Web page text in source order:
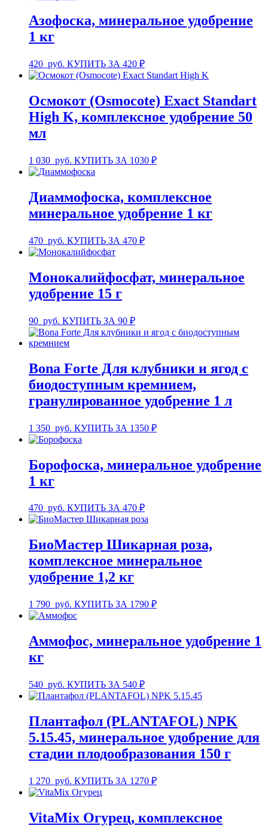
Азофоска, минеральное удобрение
1 кг
420 руб. КУПИТЬ ЗА 420 ₽
Осмокот (Osmocote) Exact Standart
High K, комплексное удобрение 50
мл
1 030 руб. КУПИТЬ ЗА 1030 ₽
Диаммофоска, комплексное
минеральное удобрение 1 кг
470 руб. КУПИТЬ ЗА 470 ₽
Монокалийфосфат, минеральное
удобрение 15 г
90 руб. КУПИТЬ ЗА 90 ₽
Bona Forte Для клубники и ягод c
биодоступным кремнием,
гранулированное удобрение 1 л
1 350 руб. КУПИТЬ ЗА 1350 ₽
Борофоска, минеральное удобрение
1 кг
470 руб. КУПИТЬ ЗА 470 ₽
БиоМастер Шикарная роза,
комплексное минеральное
удобрение 1,2 кг
1 790 руб. КУПИТЬ ЗА 1790 ₽
Аммофос, минеральное удобрение 1
кг
540 руб. КУПИТЬ ЗА 540 ₽
Плантафол (PLANTAFOL) NPK
5.15.45, минеральное удобрение для
стадии плодообразования 150 г
1 270 руб. КУПИТЬ ЗА 1270 ₽
VitaMix Огурец, комплексное